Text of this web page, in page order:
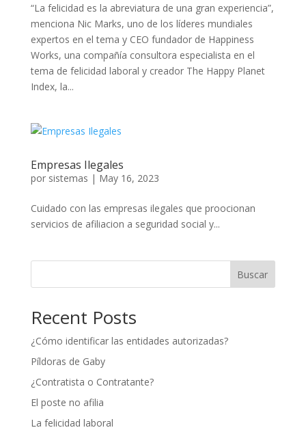
“La felicidad es la abreviatura de una gran experiencia”,
menciona Nic Marks, uno de los líderes mundiales
expertos en el tema y CEO fundador de Happiness
Works, una compañía consultora especialista en el
tema de felicidad laboral y creador The Happy Planet
Index, la...
Empresas Ilegales
por sistemas | May 16, 2023
Cuidado con las empresas ilegales que proocionan
servicios de afiliacion a seguridad social y...
Buscar
Recent Posts
¿Cómo identificar las entidades autorizadas?
Píldoras de Gaby
¿Contratista o Contratante?
El poste no afilia
La felicidad laboral